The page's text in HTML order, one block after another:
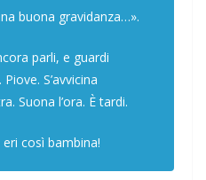
buona gravidanza…».
parli, e guardi
S’avvicina
Suona l’ora. È tardi.
eri così bambina!